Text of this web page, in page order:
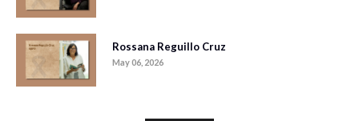
Rossana Reguillo Cruz
May 06, 2026